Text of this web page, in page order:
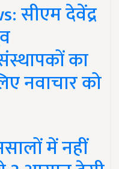
सीएम देवेंद्र
का
नवाचार को
में नहीं